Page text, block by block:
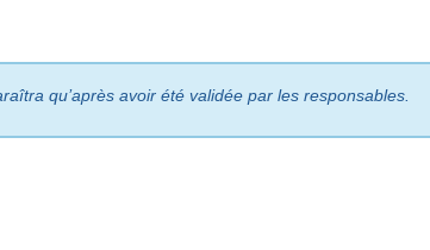
qu’après avoir été validée par les responsables.